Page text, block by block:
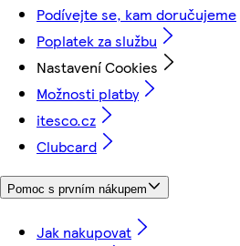
Podívejte se, kam doručujeme
Poplatek za službu
Nastavení Cookies
Možnosti platby
itesco.cz
Clubcard
Pomoc s prvním nákupem
Jak nakupovat